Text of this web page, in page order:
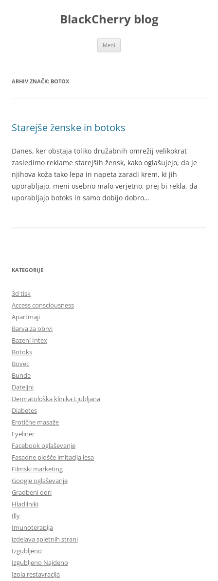
BlackCherry blog
Meni
ARHIV ZNAČK: BOTOX
Starejše ženske in botoks
Danes, ker obstaja toliko družabnih omrežij velikokrat
zasledimo reklame starejših žensk, kako oglašujejo, da je
njihova koža tako lepa in napeta zaradi krem, ki jih
uporabljajo, meni osebno malo verjetno, prej bi rekla, da
uporabljajo botoks in samo dobijo dobro…
KATEGORIJE
3d tisk
Access consciousness
Apartmaji
Barva za obrvi
Bazeni Intex
Botoks
Bovec
Bunde
Dateljni
Dermatološka klinika Ljubljana
Diabetes
Erotične masaže
Eyeliner
Facebook oglaševanje
Fasadne plošče imitacija lesa
Filmski marketing
Google oglaševanje
Gradbeni odri
Hladilniki
Illy
Imunoterapija
izdelava spletnih strani
Izgubljeno
Izgubljeno Najdeno
Izola restavracija